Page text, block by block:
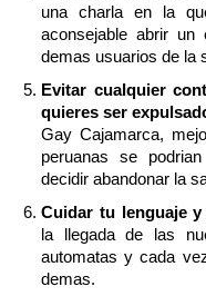
una charla en la
aconsejable abrir
demas usuarios de la
Evitar cualquier
quieres ser
Gay Cajamarca,
peruanas se
decidir abandonar la
Cuidar tu lenguaje
la llegada de las
automatas y cada
demas.